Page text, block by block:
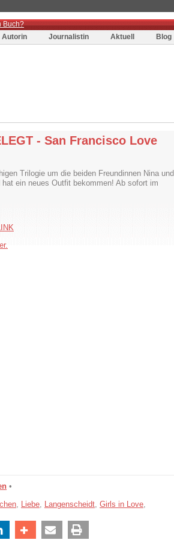
Buch?
Autorin Journalistin Aktuell Blog
- San Francisco Love
Trilogie um die beiden Freundinnen Nina und
ein neues Outfit bekommen! Ab sofort im
•
, Liebe, Langenscheidt, Girls in Love,